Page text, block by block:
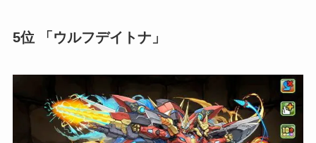
5位 「ウルフデイトナ」